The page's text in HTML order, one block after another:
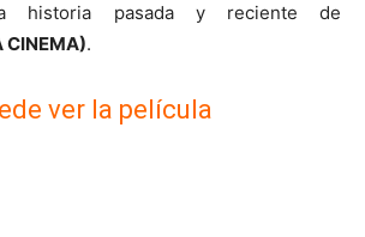
historia pasada y reciente de
CINEMA).
ver la película